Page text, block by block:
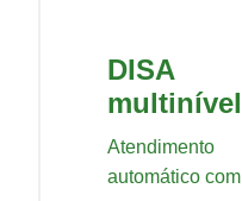
DISA
multinível
Atendimento
automático com